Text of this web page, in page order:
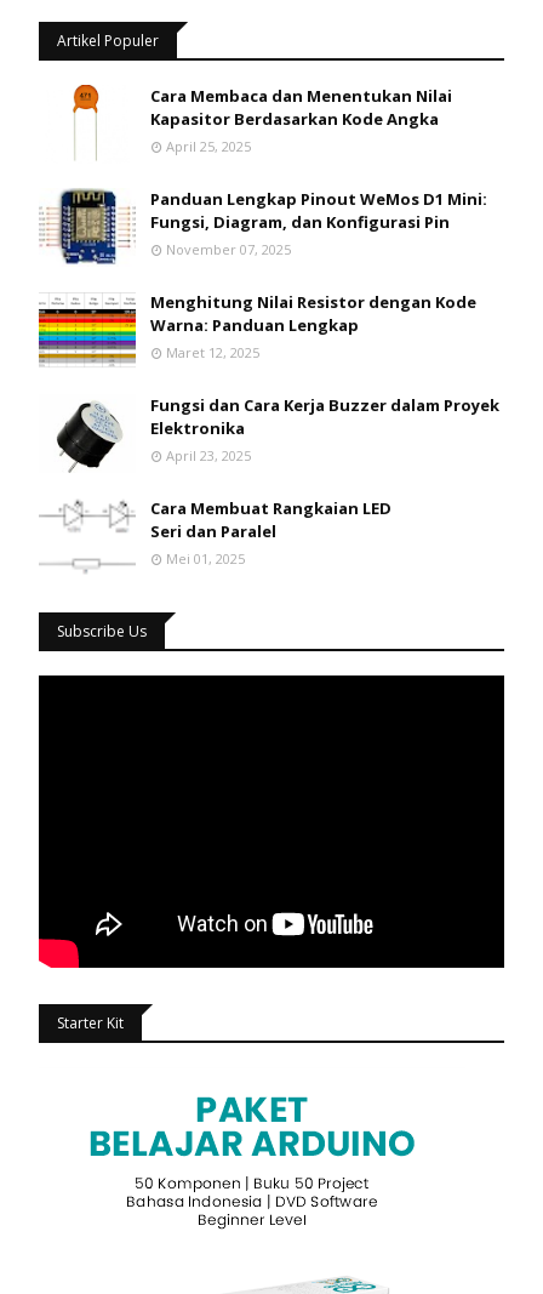
Artikel Populer
Cara Membaca dan Menentukan Nilai
Kapasitor Berdasarkan Kode Angka
April 25, 2025
Panduan Lengkap Pinout WeMos D1 Mini:
Fungsi, Diagram, dan Konfigurasi Pin
November 07, 2025
Menghitung Nilai Resistor dengan Kode
Warna: Panduan Lengkap
Maret 12, 2025
Fungsi dan Cara Kerja Buzzer dalam Proyek
Elektronika
April 23, 2025
Cara Membuat Rangkaian LED
Seri dan Paralel
Mei 01, 2025
Subscribe Us
Starter Kit